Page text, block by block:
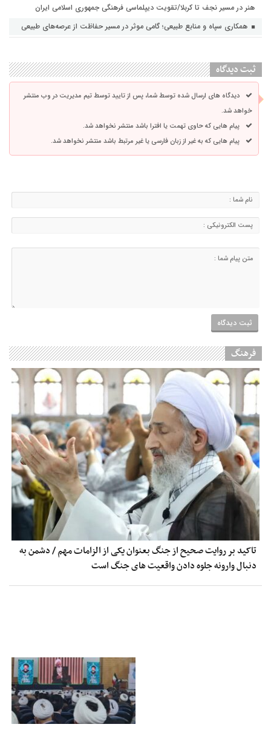
هنر در مسیر نجف تا کربلا/تقویت دیپلماسی فرهنگی جمهوری اسلامی ایران
همکاری سپاه و منابع طبیعی؛ گامی موثر در مسیر حفاظت از عرصه‌های طبیعی
ثبت دیدگاه
دیدگاه های ارسال شده توسط شما، پس از تایید توسط تیم مدیریت در وب منتشر
خواهد شد.
پیام هایی که حاوی تهمت یا افترا باشد منتشر نخواهد شد.
پیام هایی که به غیر از زبان فارسی یا غیر مرتبط باشد منتشر نخواهد شد.
فرهنگ
تاکید بر روایت صحیح از جنگ بعنوان یکی از الزامات مهم / دشمن به
دنبال وارونه جلوه دادن واقعیت های جنگ است